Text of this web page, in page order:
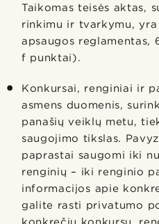
Taikomas teisės aktas,
rinkimu ir tvarkymu, yra
apsaugos reglamentas,
f punktai).
Konkursai, renginiai ir
asmens duomenis,
panašių veiklų metu,
saugojimo tikslas.
paprastai saugomi iki
renginių – iki renginio
informacijos apie
galite rasti privatumo